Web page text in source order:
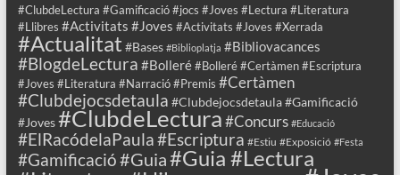
#ClubdeLectura #Gamificació #jocs #Joves #Lectura #Literatura
#Llibres #Activitats #Joves #Activitats #Joves #Xerrada
#Actualitat #Bases #Biblioplatja #Bibliovacances
#BlogdeLectura #Bolleré #Bolleré #Certàmen #Escriptura
#Joves #Literatura #Narració #Premis #Certàmen
#Clubdejocsdetaula #Clubdejocsdetaula #Gamificació
#Joves#ClubdeLectura#Concurs #Educació
#ElRacódelaPaula#Escriptura #Estiu #Exposició #Festa
#Gamificació#Guia#Guia #Lectura